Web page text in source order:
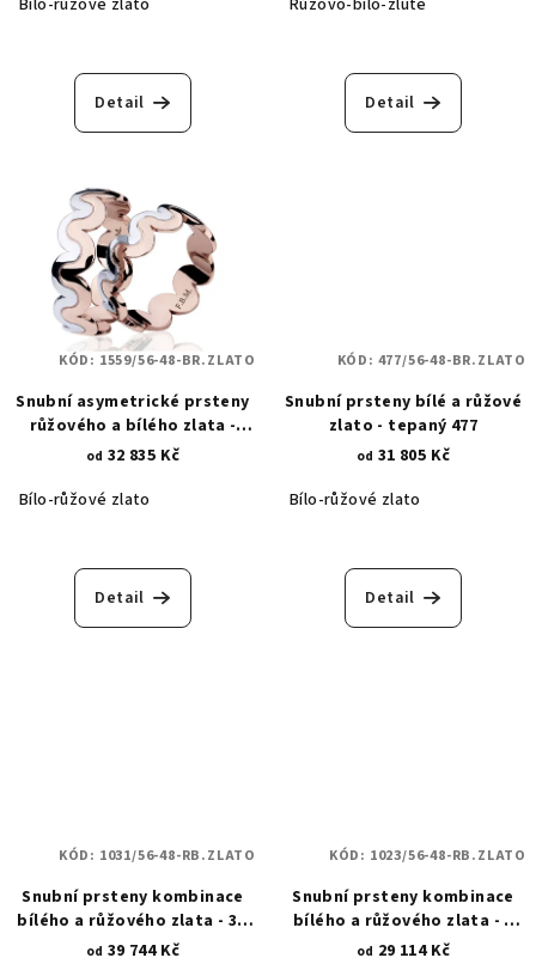
Detail Detail
Snubní asymetrické prsteny
růžového a bílého zlata -
hladké vlnky 1559
od 32 835 Kč
Bílo-růžové zlato
Detail
KÓD: 1559/56-48-BR.ZLATO
Snubní prsteny bílé a růžové
zlato - tepaný 477
od 31 805 Kč
Bílo-růžové zlato
Detail
KÓD: 477/56-48-BR.ZLATO
Snubní prsteny kombinace
bílého a růžového zlata - 3D
asymetrický styl 1031
od 39 744 Kč
KÓD: 1031/56-48-RB.ZLATO
Snubní prsteny kombinace
bílého a růžového zlata - s
diamantovým brusem a
od 29 114 Kč
KÓD: 1023/56-48-RB.ZLATO